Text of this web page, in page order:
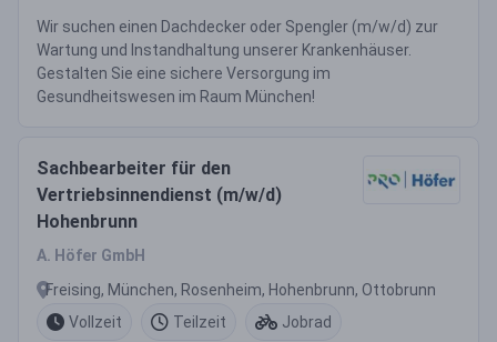
Wir suchen einen Dachdecker oder Spengler (m/w/d) zur
Wartung und Instandhaltung unserer Krankenhäuser.
Gestalten Sie eine sichere Versorgung im
Gesundheitswesen im Raum München!
Sachbearbeiter für den
Vertriebsinnendienst (m/w/d)
Hohenbrunn
A. Höfer GmbH
Freising, München, Rosenheim, Hohenbrunn, Ottobrunn
Vollzeit
Teilzeit Jobrad